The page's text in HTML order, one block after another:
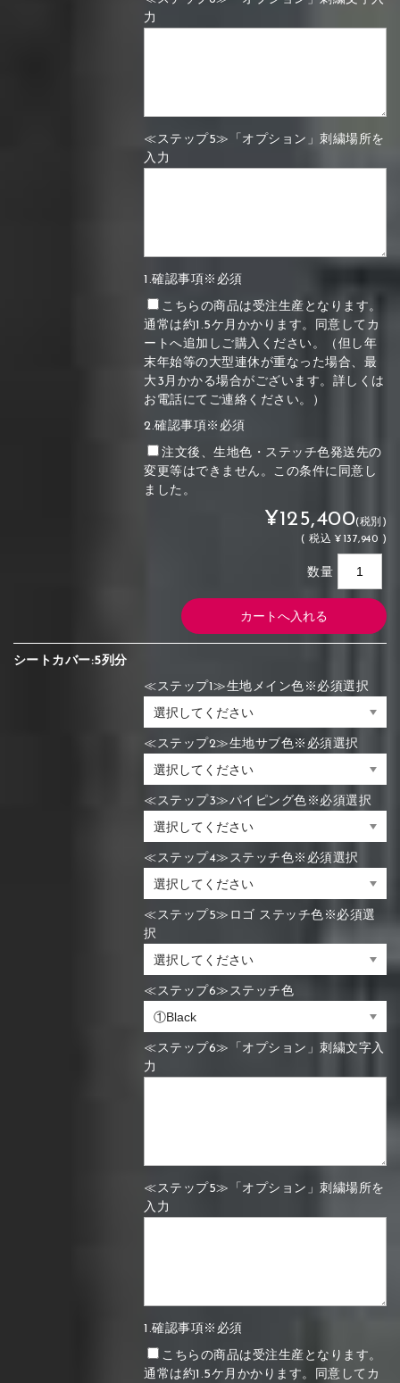
力
≪ステップ5≫「オプション」刺繍場所を
入力
1.確認事項※必須
こちらの商品は受注生産となります。
通常は約1.5ケ月かかります。同意してカ
ートへ追加しご購入ください。（但し年
末年始等の大型連休が重なった場合、最
大3月かかる場合がございます。詳しくは
お電話にてご連絡ください。）
2.確認事項※必須
注文後、生地色・ステッチ色発送先の
変更等はできません。この条件に同意し
ました。
¥125,400(税別)
(税込 ¥137,940 )
数量
シートカバー:5列分
≪ステップ1≫生地メイン色※必須選択
≪ステップ2≫生地サブ色※必須選択
≪ステップ3≫パイピング色※必須選択
≪ステップ4≫ステッチ色※必須選択
≪ステップ5≫ロゴ ステッチ色※必須選
択
≪ステップ6≫ステッチ色
≪ステップ6≫「オプション」刺繍文字入
力
≪ステップ5≫「オプション」刺繍場所を
入力
1.確認事項※必須
こちらの商品は受注生産となります。
通常は約1.5ケ月かかります。同意してカ